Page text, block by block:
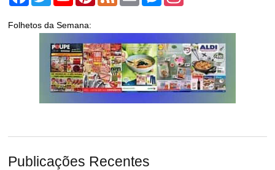
Folhetos da Semana:
Publicações Recentes